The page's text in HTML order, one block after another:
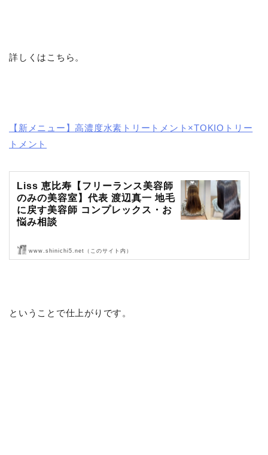
詳しくはこちら。
【新メニュー】高濃度水素トリートメント×TOKIOトリー
トメント
Liss 恵比寿【フリーランス美容師
のみの美容室】代表 渡辺真一 地毛
に戻す美容師 コンプレックス・お
悩み相談
Liss 恵比寿【フリーランス美容師のみの美容室】代表 渡辺真一 地毛
www.shinichi5.net（このサイト内）
ということで仕上がりです。